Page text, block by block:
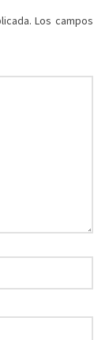
Los campos